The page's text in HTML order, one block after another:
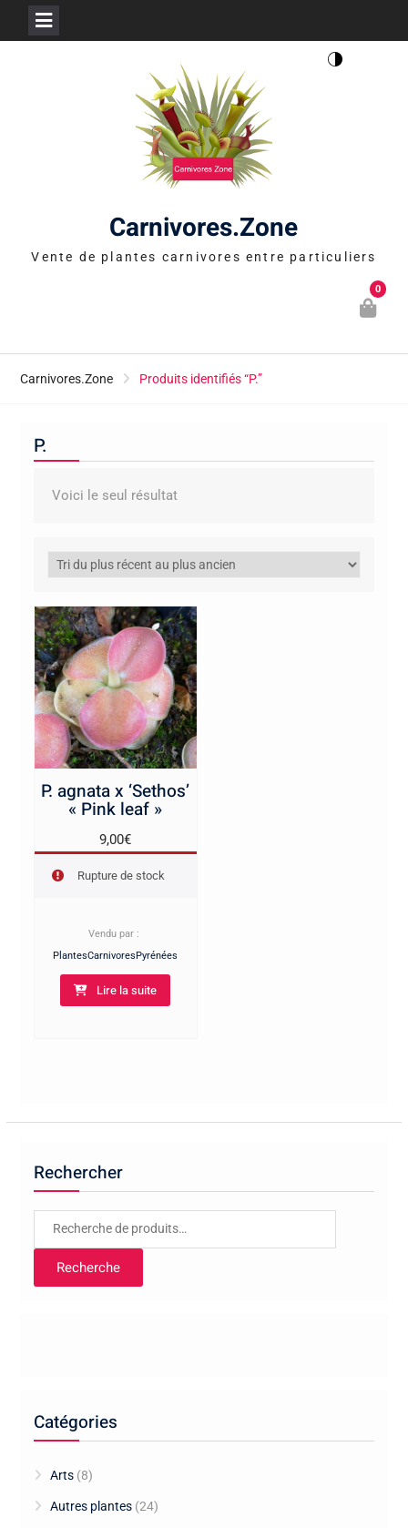
Carnivores.Zone
Vente de plantes carnivores entre particuliers
0
Carnivores.Zone Produits identifiés “P.”
P.
Voici le seul résultat
P. agnata x ‘Sethos’
« Pink leaf »
9,00€
Rupture de stock
Vendu par :
PlantesCarnivoresPyrénées
Lire la suite
Rechercher
Recherche
Recherche
Catégories
Arts (8)
Autres plantes (24)